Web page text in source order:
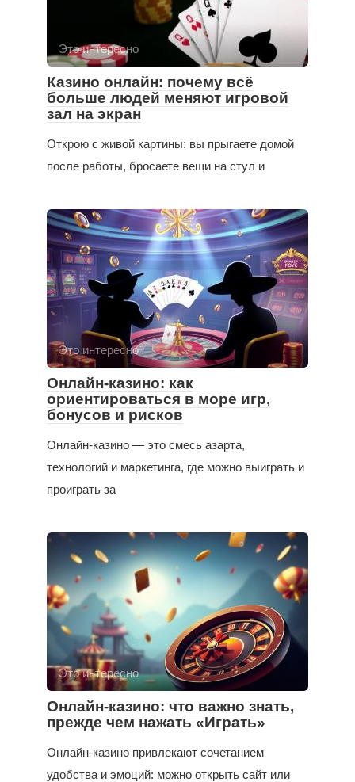
Это интересно
Казино онлайн: почему всё
больше людей меняют игровой
зал на экран
Открою с живой картины: вы прыгаете домой
после работы, бросаете вещи на стул и
Это интересно
Онлайн-казино: как
ориентироваться в море игр,
бонусов и рисков
Онлайн-казино — это смесь азарта,
технологий и маркетинга, где можно выиграть и
проиграть за
Это интересно
Онлайн-казино: что важно знать,
прежде чем нажать «Играть»
Онлайн-казино привлекают сочетанием
удобства и эмоций: можно открыть сайт или